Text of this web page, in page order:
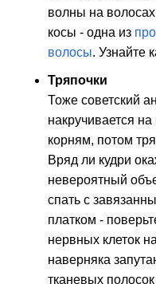
волны на
косы - одна из
волосы. Узнайте
Тряпочки
Тоже советский
накручивается на
корням, потом
Вряд ли кудри
невероятный
спать с
платком -
нервных клеток
наверняка
тканевых